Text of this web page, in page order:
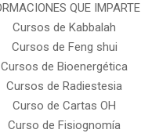
QUE IMPARTE
Cursos de Kabbalah
Cursos de Feng shui
Cursos de Bioenergética
Cursos de Radiestesia
Curso de Cartas OH
Curso de Fisiognomía